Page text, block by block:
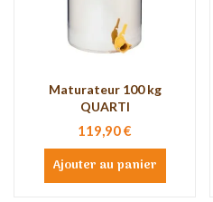
Maturateur 100 kg
QUARTI
119,90 €
Ajouter au panier